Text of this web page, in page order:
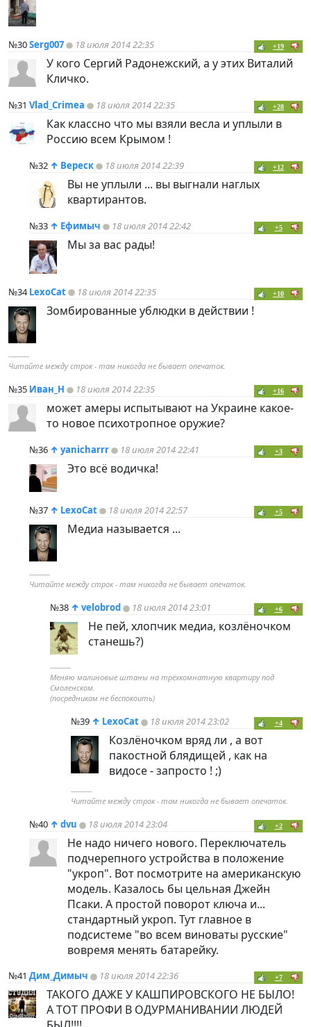
№30Serg007 18 июля 2014 22:35 +19
У кого Сергий Радонежский, а у этих Виталий
Кличко.
№31 Vlad_Crimea 18 июля 2014 22:35 +28
Как классно что мы взяли весла и уплыли в
Россию всем Крымом !
№32 ↑ Вереск 18 июля 2014 22:39 +12
Вы не уплыли ... вы выгнали наглых
квартирантов.
№33 ↑ Ефимыч 18 июля 2014 22:42 +5
Мы за вас рады!
№34LexoCat 18 июля 2014 22:35 +10
Зомбированные ублюдки в действии !
----------
Читайте междy строк - там никогда не бывает опечаток.
№35 Иван_Н 18 июля 2014 22:35 +16
может амеры испытывают на Украине какое-
то новое психотропное оружие?
№36 ↑ yanicharrr 18 июля 2014 22:41 +3
Это всё водичка!
№37 ↑ LexoCat 18 июля 2014 22:57 +5
Медиа называется ...
----------
Читайте междy строк - там никогда не бывает опечаток.
№38 ↑ velobrod 18 июля 2014 23:01 +6
Не пей, хлопчик медиа, козлёночком
станешь?)
----------
Меняю малиновые штаны на трёхкомнатную квартиру под
Смоленском.
(посредникам не беспокоить)
№39 ↑ LexoCat 18 июля 2014 23:02 +4
Козлёночком вряд ли , а вот
пакостной блядищей , как на
видосе - запросто ! ;)
----------
Читайте междy строк - там никогда не бывает опечаток.
№40 ↑ dvu 18 июля 2014 23:04 +2
Не надо ничего нового. Переключатель
подчерепного устройства в положение
"укроп". Вот посмотрите на американскую
модель. Казалось бы цельная Джейн
Псаки. А простой поворот ключа и...
стандартный укроп. Тут главное в
подсистеме "во всем виноваты русские"
вовремя менять батарейку.
№41 Дим_Димыч 18 июля 2014 22:36 +7
ТАКОГО ДАЖЕ У КАШПИРОВСКОГО НЕ БЫЛО!
А ТОТ ПРОФИ В ОДУРМАНИВАНИИ ЛЮДЕЙ